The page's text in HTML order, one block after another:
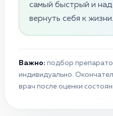
самый быстрый и
вернуть себя к жизни.
Важно: подбор
индивидуально.
врач после оценки